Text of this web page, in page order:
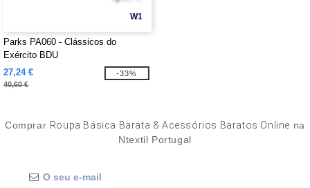
W1
Parks PA060 - Clássicos do
Exército BDU
27,24 €
40,60 €
-33%
Comprar Roupa Básica Barata & Acessórios Baratos Online na
Ntextil Portugal